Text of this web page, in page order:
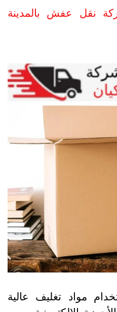
نقل عفش بالمدينة
مواد تغليف عالية